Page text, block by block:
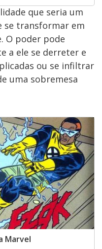
que seria um
se transformar em
O poder pode
a ele se derreter e
ou se infiltrar
uma sobremesa
Marvel